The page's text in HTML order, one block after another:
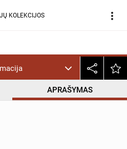
KOLEKCIJOS more_vert
APRAŠYMAS